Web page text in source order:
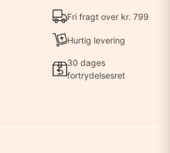
Fri fragt over kr. 799
Hurtig levering
30 dages
fortrydelsesret